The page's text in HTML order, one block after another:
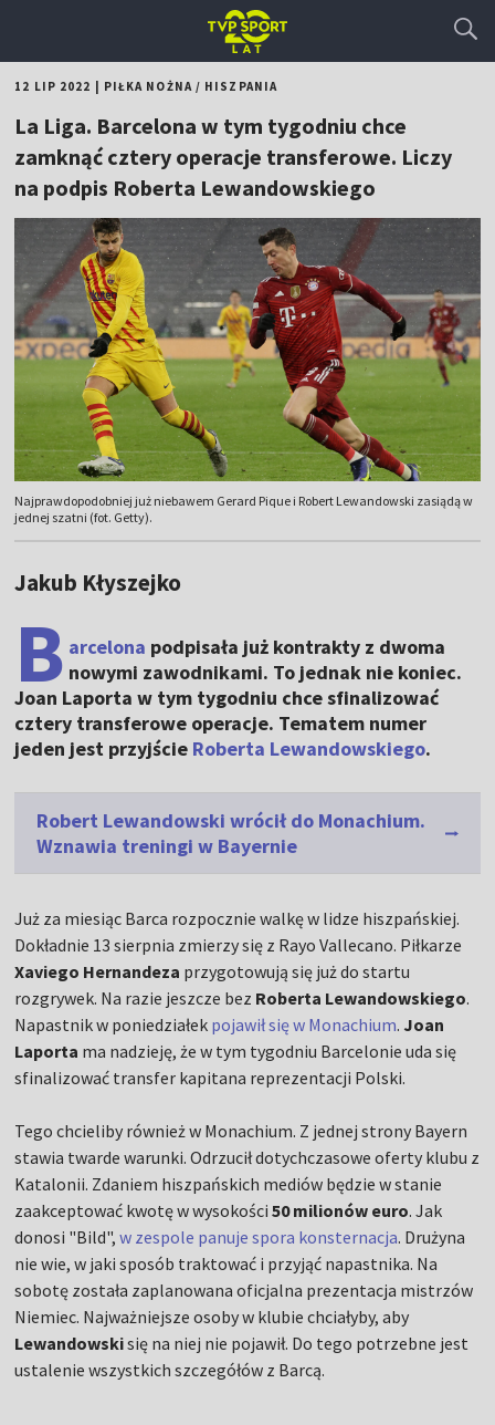
12 LIP 2022 PIŁKA NOŻNA/ HISZPANIA
La Liga. Barcelona w tym tygodniu chce
zamknąć cztery operacje transferowe. Liczy
na podpis Roberta Lewandowskiego
Najprawdopodobniej już niebawem Gerard Pique i Robert Lewandowski zasiądą w
jednej szatni (fot. Getty).
Jakub Kłyszejko
B arcelona podpisała już kontrakty z dwoma
nowymi zawodnikami. To jednak nie koniec.
Joan Laporta w tym tygodniu chce sfinalizować
cztery transferowe operacje. Tematem numer
jeden jest przyjście Roberta Lewandowskiego.
Robert Lewandowski wrócił do Monachium.
Wznawia treningi w Bayernie
Już za miesiąc Barca rozpocznie walkę w lidze hiszpańskiej.
Dokładnie 13 sierpnia zmierzy się z Rayo Vallecano. Piłkarze
Xaviego Hernandeza przygotowują się już do startu
rozgrywek. Na razie jeszcze bez Roberta Lewandowskiego.
Napastnik w poniedziałek pojawił się w Monachium. Joan
Laporta ma nadzieję, że w tym tygodniu Barcelonie uda się
sfinalizować transfer kapitana reprezentacji Polski.
Tego chcieliby również w Monachium. Z jednej strony Bayern
stawia twarde warunki. Odrzucił dotychczasowe oferty klubu z
Katalonii. Zdaniem hiszpańskich mediów będzie w stanie
zaakceptować kwotę w wysokości50 milionów euro. Jak
donosi "Bild",w zespole panuje spora konsternacja. Drużyna
nie wie, w jaki sposób traktować i przyjąć napastnika. Na
sobotę została zaplanowana oficjalna prezentacja mistrzów
Niemiec. Najważniejsze osoby w klubie chciałyby, aby
Lewandowskisię na niej nie pojawił. Do tego potrzebne jest
ustalenie wszystkich szczegółów z Barcą.